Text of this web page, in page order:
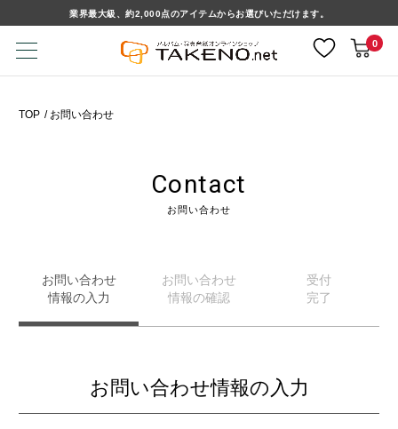
業界最大級、約2,000点のアイテムからお選びいただけます。
0
TOP お問い合わせ
Contact
お問い合わせ
お問い合わせ
情報の入力
お問い合わせ
情報の確認
受付
完了
お問い合わせ情報の入力